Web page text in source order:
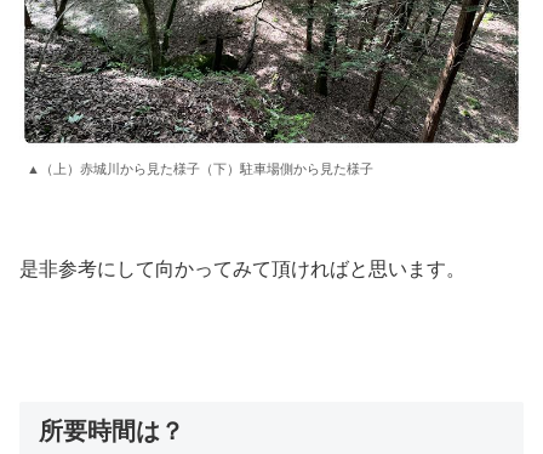
▲（上）赤城川から見た様子（下）駐車場側から見た様子
是非参考にして向かってみて頂ければと思います。
所要時間は？